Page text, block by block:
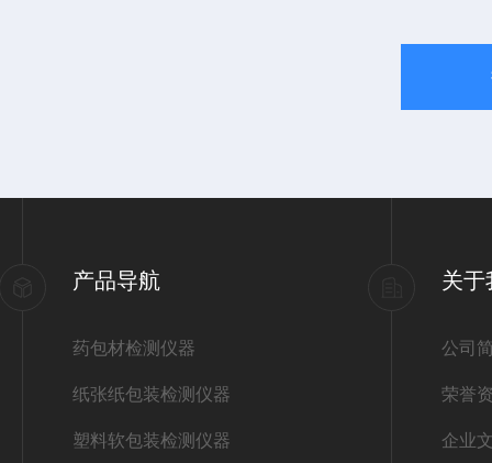
产品导航
药包材检测仪器
纸张纸包装检测仪器
塑料软包装检测仪器
关于
公司
荣誉
企业